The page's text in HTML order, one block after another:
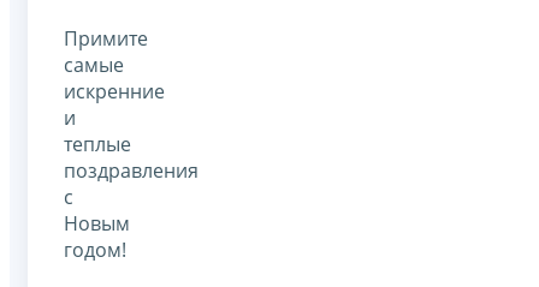
Примите
самые
искренние
и
теплые
поздравления
с
Новым
годом!